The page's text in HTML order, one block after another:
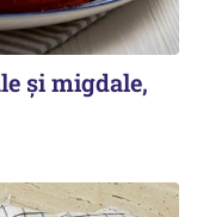
și migdale,